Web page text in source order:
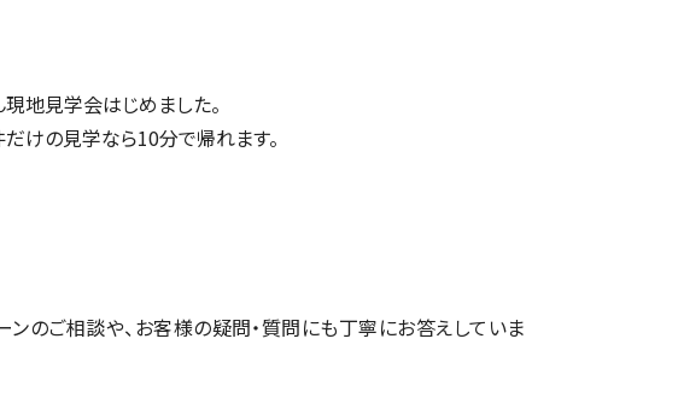
地見学会はじめました。
けの見学なら10分で帰れます。
ンのご相談や、お客様の疑問・質問にも丁寧にお答えしていま